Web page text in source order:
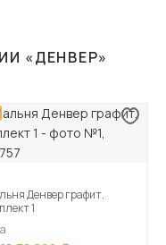
«ДЕНВЕР»
Денвер графит.
1